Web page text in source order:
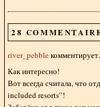
28
river_pebble
Как интересно!
Вот всегда считала, что
included resorts”!